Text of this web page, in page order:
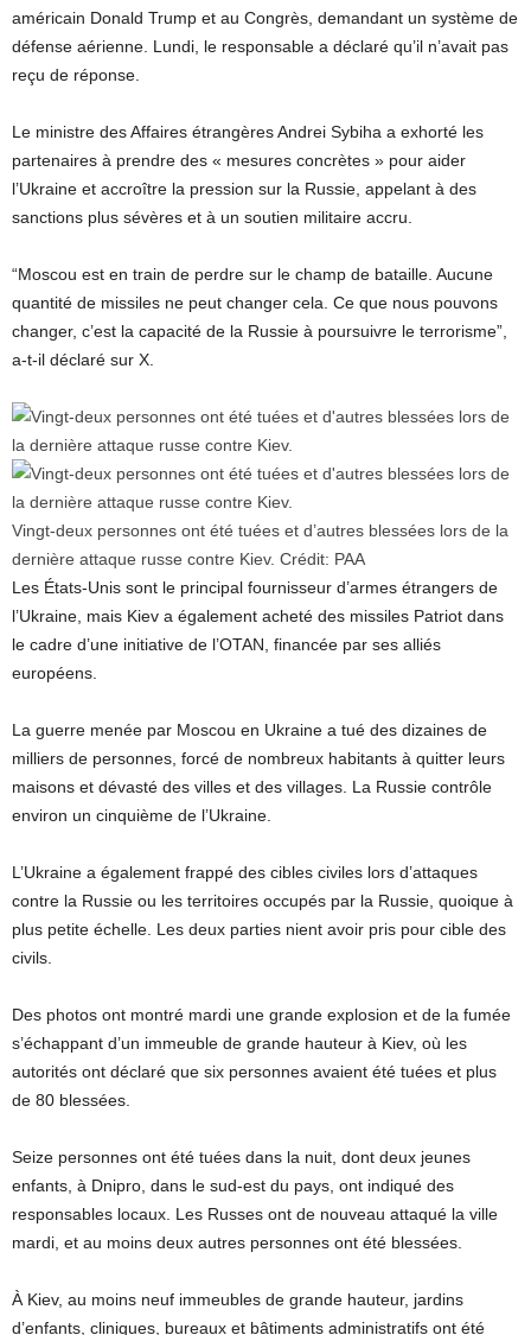
américain Donald Trump et au Congrès, demandant un système de
défense aérienne. Lundi, le responsable a déclaré qu’il n’avait pas
reçu de réponse.
Le ministre des Affaires étrangères Andrei Sybiha a exhorté les
partenaires à prendre des « mesures concrètes » pour aider
l’Ukraine et accroître la pression sur la Russie, appelant à des
sanctions plus sévères et à un soutien militaire accru.
“Moscou est en train de perdre sur le champ de bataille. Aucune
quantité de missiles ne peut changer cela. Ce que nous pouvons
changer, c’est la capacité de la Russie à poursuivre le terrorisme”,
a-t-il déclaré sur X.
Vingt-deux personnes ont été tuées et d’autres blessées lors de la
dernière attaque russe contre Kiev. Crédit: PAA
Les États-Unis sont le principal fournisseur d’armes étrangers de
l’Ukraine, mais Kiev a également acheté des missiles Patriot dans
le cadre d’une initiative de l’OTAN, financée par ses alliés
européens.
La guerre menée par Moscou en Ukraine a tué des dizaines de
milliers de personnes, forcé de nombreux habitants à quitter leurs
maisons et dévasté des villes et des villages. La Russie contrôle
environ un cinquième de l’Ukraine.
L’Ukraine a également frappé des cibles civiles lors d’attaques
contre la Russie ou les territoires occupés par la Russie, quoique à
plus petite échelle. Les deux parties nient avoir pris pour cible des
civils.
Des photos ont montré mardi une grande explosion et de la fumée
s’échappant d’un immeuble de grande hauteur à Kiev, où les
autorités ont déclaré que six personnes avaient été tuées et plus
de 80 blessées.
Seize personnes ont été tuées dans la nuit, dont deux jeunes
enfants, à Dnipro, dans le sud-est du pays, ont indiqué des
responsables locaux. Les Russes ont de nouveau attaqué la ville
mardi, et au moins deux autres personnes ont été blessées.
À Kiev, au moins neuf immeubles de grande hauteur, jardins
d’enfants, cliniques, bureaux et bâtiments administratifs ont été